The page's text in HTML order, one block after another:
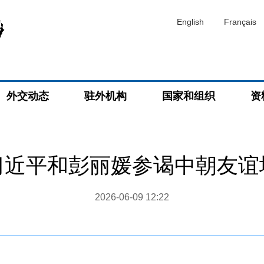
English Français
外交动态 驻外机构 国家和组织 资
平和彭丽媛参谒中朝友
2026-06-09 12:22